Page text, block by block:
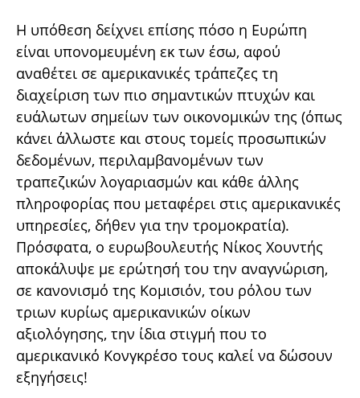
Η υπόθεση δείχνει επίσης πόσο η Ευρώπη
είναι υπονομευμένη εκ των έσω, αφού
αναθέτει σε αμερικανικές τράπεζες τη
διαχείριση των πιο σημαντικών πτυχών και
ευάλωτων σημείων των οικονομικών της (όπως
κάνει άλλωστε και στους τομείς προσωπικών
δεδομένων, περιλαμβανομένων των
τραπεζικών λογαριασμών και κάθε άλλης
πληροφορίας που μεταφέρει στις αμερικανικές
υπηρεσίες, δήθεν για την τρομοκρατία).
Πρόσφατα, ο ευρωβουλευτής Νίκος Χουντής
αποκάλυψε με ερώτησή του την αναγνώριση,
σε κανονισμό της Κομισιόν, του ρόλου των
τριων κυρίως αμερικανικών οίκων
αξιολόγησης, την ίδια στιγμή που το
αμερικανικό Κονγκρέσο τους καλεί να δώσουν
εξηγήσεις!